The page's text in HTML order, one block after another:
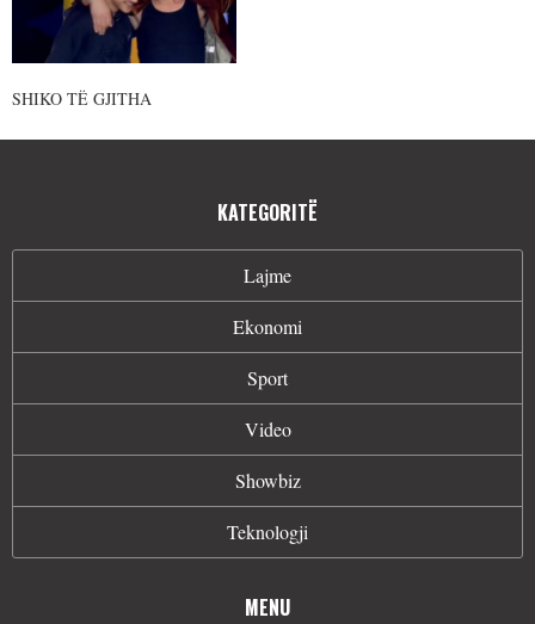
SHIKO TË GJITHA
KATEGORITË
Lajme
Ekonomi
Sport
Video
Showbiz
Teknologji
MENU